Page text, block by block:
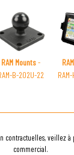
RAM Mounts-
B-202U-22
contractuelles, veillez
commercial.